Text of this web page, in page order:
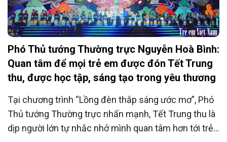
Phó Thủ tướng Thường trực Nguyễn Hoà Bình:
Quan tâm để mọi trẻ em được đón Tết Trung
thu, được học tập, sáng tạo trong yêu thương
Tại chương trình “Lồng đèn thắp sáng ước mơ”, Phó
Thủ tướng Thường trực nhấn mạnh, Tết Trung thu là
dịp người lớn tự nhắc nhở mình quan tâm hơn tới trẻ